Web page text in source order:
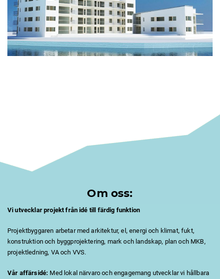
Om oss:
Vi utvecklar projekt från idé till färdig funktion
Projektbyggaren arbetar med arkitektur, el, energi och klimat, fukt,
konstruktion och byggprojektering, mark och landskap, plan och MKB,
projektledning, VA och VVS.
Vår affärsidé: Med lokal närvaro och engagemang utvecklar vi hållbara